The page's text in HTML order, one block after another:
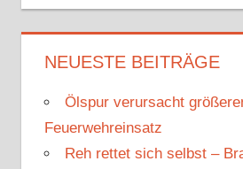
c
h
e
a
NEUESTE BEITRÄGE
Ölspur verursacht
Feuerwehreinsatz
Reh rettet sich selbst –